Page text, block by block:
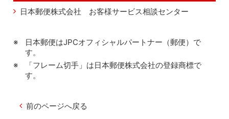
日本郵便株式会社 お客様サービス相談センター
日本郵便はJPCオフィシャルパートナー（郵便）で
す。
「フレーム切手」は日本郵便株式会社の登録商標で
す。
前のページへ戻る